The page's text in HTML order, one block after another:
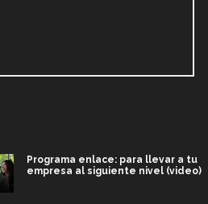
Programa enlace: para llevar a tu
empresa al siguiente nivel (video)